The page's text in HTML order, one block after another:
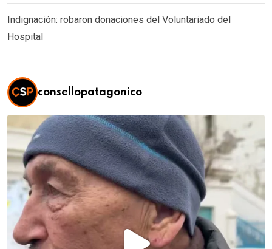
Indignación: robaron donaciones del Voluntariado del
Hospital
consellopatagonico